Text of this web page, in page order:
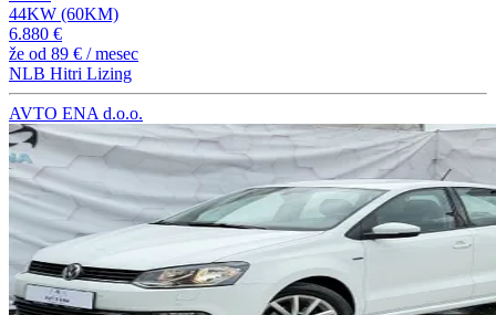
44KW (60KM)
6.880 €
že od 89 € / mesec
NLB Hitri Lizing
AVTO ENA d.o.o.